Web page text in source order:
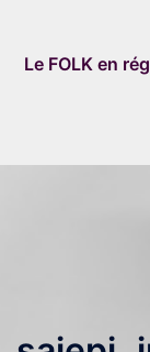
contenu
Le FOLK en